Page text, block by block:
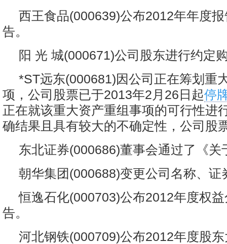
西王食品(000639)公布2012年年度
告。
阳 光 城(000671)公司股东进行约定
*ST远东(000681)因公司正在筹划重
项，公司股票已于2013年2月26日起停
正在就该重大资产重组事项的可行性进
确结果且具有较大的不确定性，公司股
东北证券(000686)董事会通过了《关
朝华集团(000688)变更公司名称、证
恒逸石化(000703)公布2012年度权
告。
河北钢铁(000709)公布2012年度股